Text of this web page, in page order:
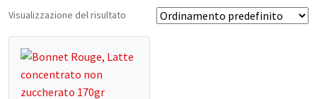
PROFUMI ARABI
SOUK
MACELLERIA
Visualizzazione del risultato